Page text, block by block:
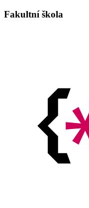
Fakultní škola